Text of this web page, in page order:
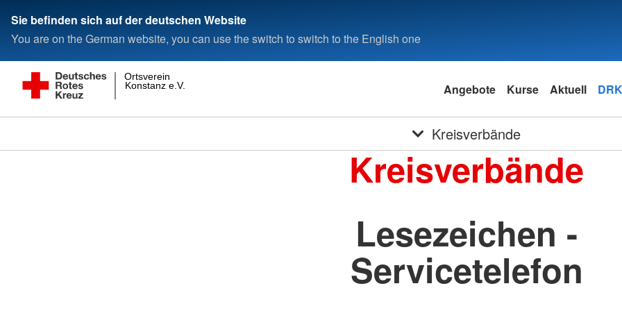
Sie befinden sich auf der deutschen Website
You are on the German website, you can use the switch to switch to the English one
Konstanz e.V.
Ortsverein
Angebote Kurse Aktuell
Kreisverbände
Kreisverbände
Lesezeichen -
Servicetelefon